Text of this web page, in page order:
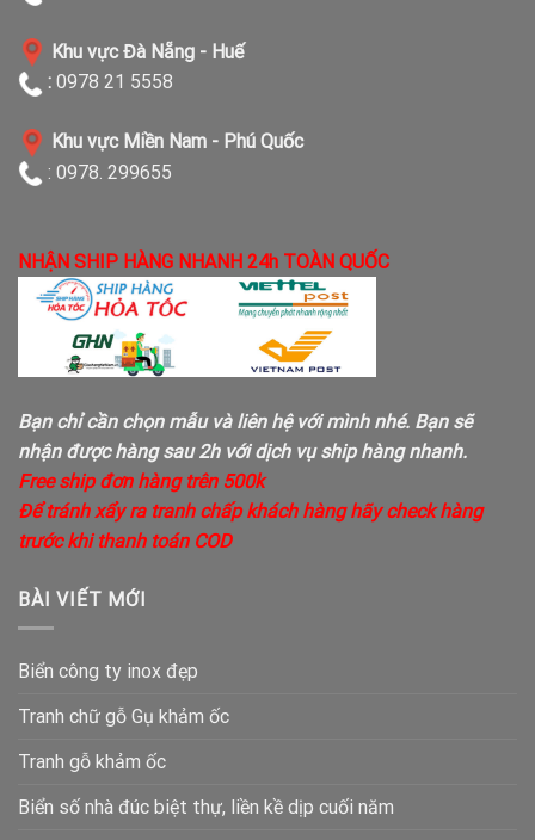
Khu vực Đà Nẵng - Huế
: 0978 21 5558
Khu vực Miền Nam - Phú Quốc
: 0978. 299655
NHẬN SHIP HÀNG NHANH 24h TOÀN QUỐC
Bạn chỉ cần chọn mẫu và liên hệ với mình nhé. Bạn sẽ
nhận được hàng sau 2h với dịch vụ ship hàng nhanh.
Free ship đơn hàng trên 500k
Để tránh xẩy ra tranh chấp khách hàng hãy check hàng
trước khi thanh toán COD
BÀI VIẾT MỚI
Biển công ty inox đẹp
Tranh chữ gỗ Gụ khảm ốc
Tranh gỗ khảm ốc
Biển số nhà đúc biệt thự, liền kề dịp cuối năm